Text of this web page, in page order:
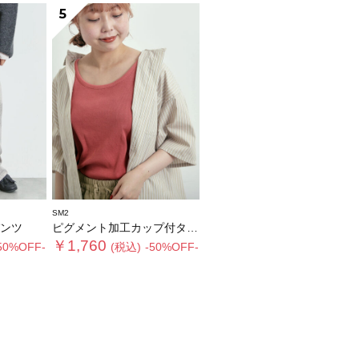
ツ
5
SM2
ピグメント加工カップ付タンクトップ
￥1,760 (税込) -50%OFF-